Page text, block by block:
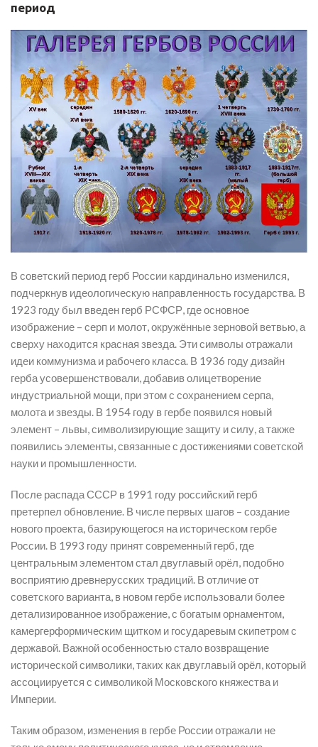
период
В советский период герб России кардинально изменился,
подчеркнув идеологическую направленность государства. В
1923 году был введен герб РСФСР, где основное
изображение – серп и молот, окружённые зерновой ветвью, а
сверху находится красная звезда. Эти символы отражали
идеи коммунизма и рабочего класса. В 1936 году дизайн
герба усовершенствовали, добавив олицетворение
индустриальной мощи, при этом с сохранением серпа,
молота и звезды. В 1954 году в гербе появился новый
элемент – львы, символизирующие защиту и силу, а также
появились элементы, связанные с достижениями советской
науки и промышленности.
После распада СССР в 1991 году российский герб
претерпел обновление. В числе первых шагов – создание
нового проекта, базирующегося на историческом гербе
России. В 1993 году принят современный герб, где
центральным элементом стал двуглавый орёл, подобно
восприятию древнерусских традиций. В отличие от
советского варианта, в новом гербе использовали более
детализированное изображение, с богатым орнаментом,
камергерформическим щитком и государевым скипетром с
державой. Важной особенностью стало возвращение
исторической символики, таких как двуглавый орёл, который
ассоциируется с символикой Московского княжества и
Империи.
Таким образом, изменения в гербе России отражали не